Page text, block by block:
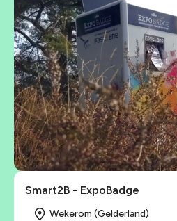
Smart2B - ExpoBadge
Wekerom (Gelderland)